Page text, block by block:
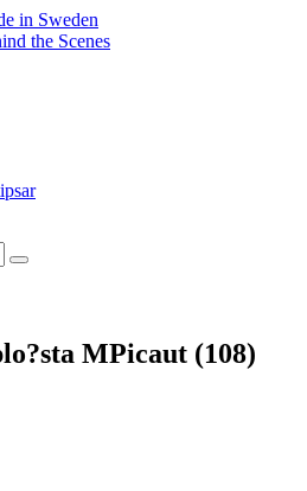
in Sweden
the Scenes
MPicaut (108)